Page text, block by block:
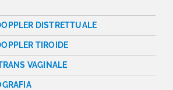
DISTRETTUALE
TIROIDE
VAGINALE